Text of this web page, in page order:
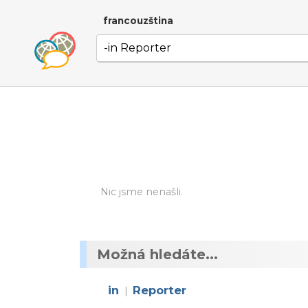
francouzština
Nic jsme nenašli.
Možná hledáte...
in | Reporter